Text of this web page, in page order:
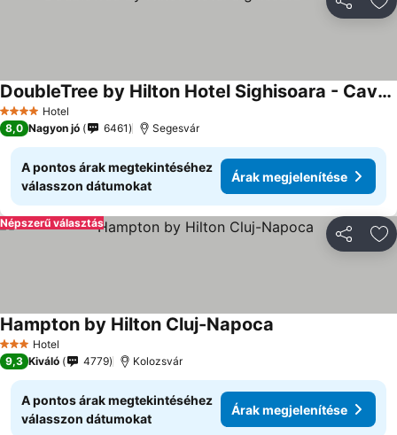
4 KategóriaHotel
DoubleTree by Hilton Hotel Sighisoara - Cavaler
8,0 Nagyon jó 6461 Segesvár
A pontos árak megtekintéséhez
válasszon dátumokat
Árak megjelenítése
Népszerű választás
3 Kategória
Hotel
Hampton by Hilton Cluj-Napoca
9,3 Kiváló 4779 Kolozsvár
A pontos árak megtekintéséhez
válasszon dátumokat
Árak megjelenítése